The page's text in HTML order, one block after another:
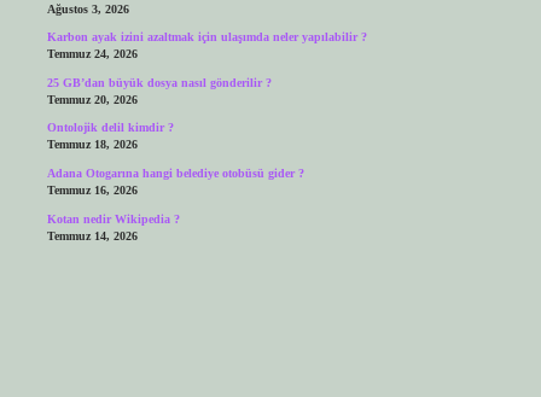
Ağustos 3, 2026
Karbon ayak izini azaltmak için ulaşımda neler yapılabilir ?
Temmuz 24, 2026
25 GB’dan büyük dosya nasıl gönderilir ?
Temmuz 20, 2026
Ontolojik delil kimdir ?
Temmuz 18, 2026
Adana Otogarına hangi belediye otobüsü gider ?
Temmuz 16, 2026
Kotan nedir Wikipedia ?
Temmuz 14, 2026